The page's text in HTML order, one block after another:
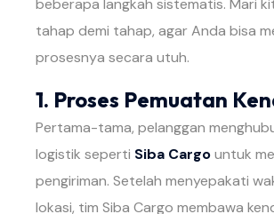
beberapa langkah sistematis. Mari
tahap demi tahap, agar Anda bisa
prosesnya secara utuh.
1. Proses Pemuatan
Pertama-tama, pelanggan
logistik seperti Siba Cargountuk
pengiriman. Setelah menyepakati
lokasi, tim Siba Cargo membawa